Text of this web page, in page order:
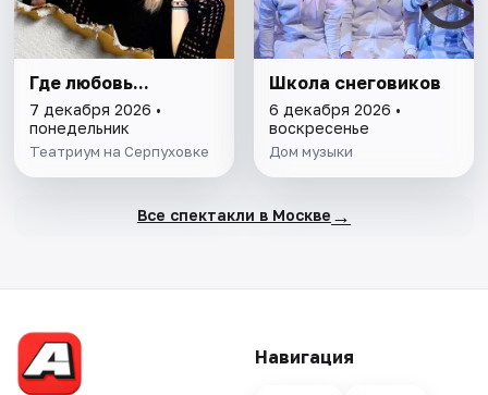
Где любовь...
7 декабря 2026 •
понедельник
Театриум на Серпуховке
Школа снеговиков
6 декабря 2026 •
воскресенье
Дом музыки
Все спектакли в Москве →
Навигация